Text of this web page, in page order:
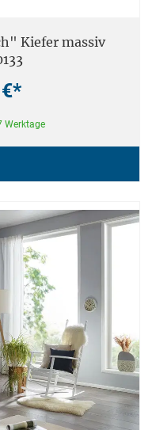
Kiefer massiv
Werktage